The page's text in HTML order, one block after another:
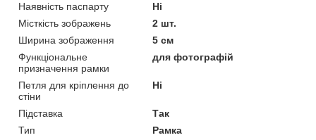
Наявність паспарту
Ні
Місткість зображень
2 шт.
Ширина зображення
5 см
Функціональне
призначення рамки
для фотографій
Петля для кріплення до
стіни
Ні
Підставка
Так
Тип
Рамка